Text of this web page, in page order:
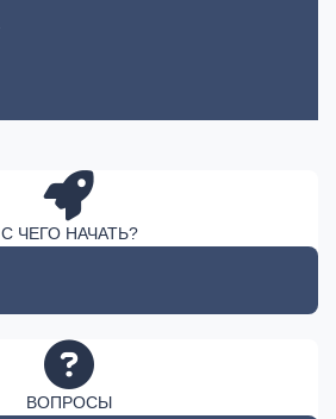
С ЧЕГО НАЧАТЬ?
ВОПРОСЫ